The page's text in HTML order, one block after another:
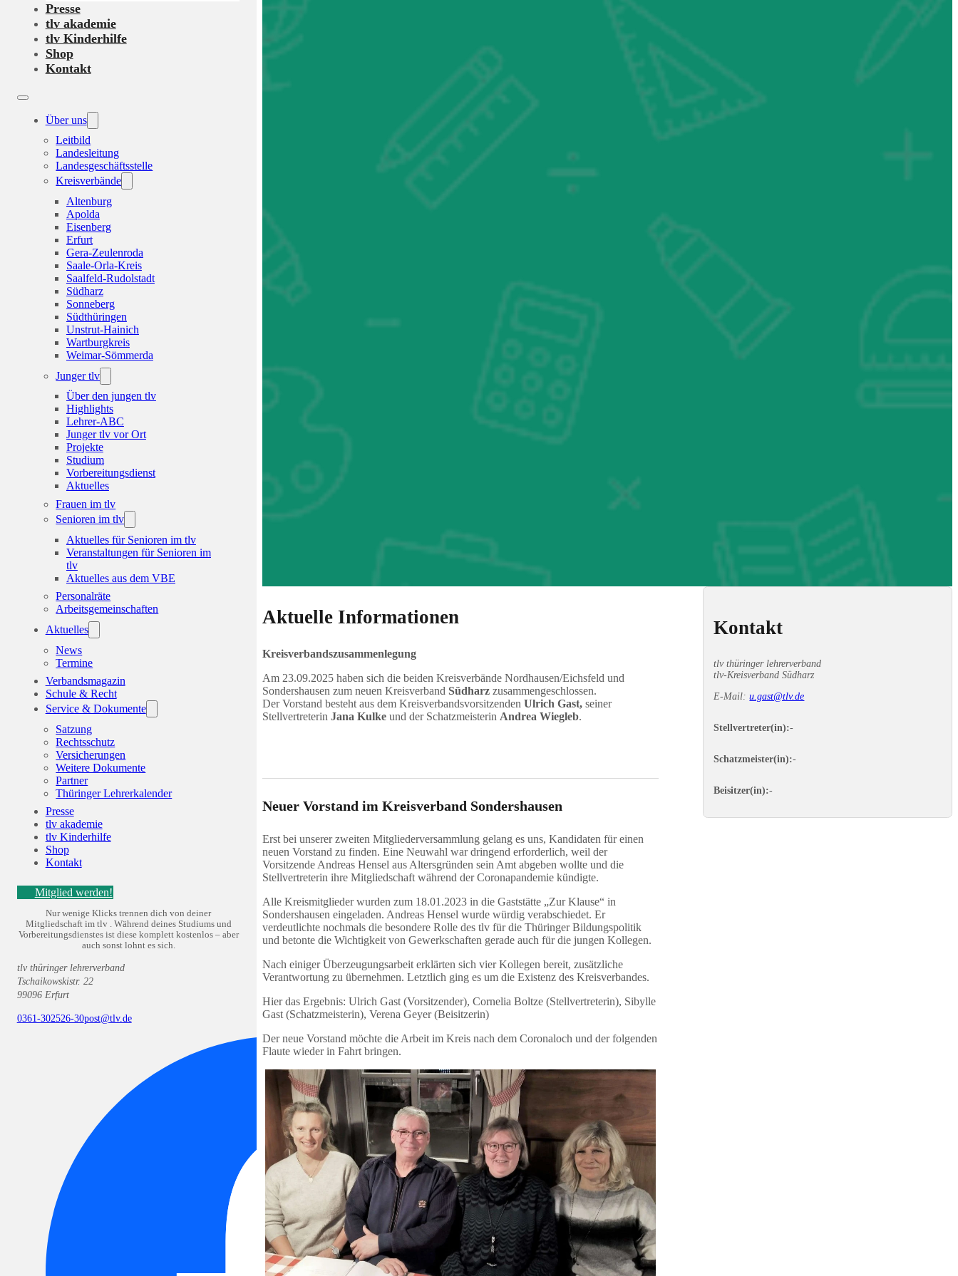
Presse
tlv akademie
tlv Kinderhilfe
Shop
Kontakt
Über uns
Leitbild
Landesleitung
Landesgeschäftsstelle
Kreisverbände
Altenburg
Apolda
Eisenberg
Erfurt
Gera-Zeulenroda
Saale-Orla-Kreis
Saalfeld-Rudolstadt
Südharz
Sonneberg
Südthüringen
Unstrut-Hainich
Wartburgkreis
Weimar-Sömmerda
Junger tlv
Über den jungen tlv
Highlights
Lehrer-ABC
Junger tlv vor Ort
Projekte
Studium
Vorbereitungsdienst
Aktuelles
Frauen im tlv
Senioren im tlv
Aktuelles für Senioren im tlv
Veranstaltungen für Senioren im
tlv
Aktuelles aus dem VBE
Personalräte
Arbeitsgemeinschaften
Aktuelles
News
Termine
Verbandsmagazin
Schule & Recht
Service & Dokumente
Satzung
Rechtsschutz
Versicherungen
Weitere Dokumente
Partner
Thüringer Lehrerkalender
Presse
tlv akademie
tlv Kinderhilfe
Shop
Kontakt
Mitglied werden!
Nur wenige Klicks trennen dich von deiner
Mitgliedschaft im tlv . Während deines Studiums und
Vorbereitungsdienstes ist diese komplett kostenlos – aber
auch sonst lohnt es sich.
tlv thüringer lehrerverband
Tschaikowskistr. 22
99096 Erfurt
0361-302526-30post@tlv.de
Aktuelle Informationen
Kreisverbandszusammenlegung
Am 23.09.2025 haben sich die beiden Kreisverbände Nordhausen/Eichsfeld und
Sondershausen zum neuen Kreisverband Südharz zusammengeschlossen.
Der Vorstand besteht aus dem Kreisverbandsvorsitzenden Ulrich Gast, seiner
Stellvertreterin Jana Kulke und der Schatzmeisterin Andrea Wiegleb.
Neuer Vorstand im Kreisverband Sondershausen
Erst bei unserer zweiten Mitgliederversammlung gelang es uns, Kandidaten für einen
neuen Vorstand zu finden. Eine Neuwahl war dringend erforderlich, weil der
Vorsitzende Andreas Hensel aus Altersgründen sein Amt abgeben wollte und die
Stellvertreterin ihre Mitgliedschaft während der Coronapandemie kündigte.
Alle Kreismitglieder wurden zum 18.01.2023 in die Gaststätte „Zur Klause“ in
Sondershausen eingeladen. Andreas Hensel wurde würdig verabschiedet. Er
verdeutlichte nochmals die besondere Rolle des tlv für die Thüringer Bildungspolitik
und betonte die Wichtigkeit von Gewerkschaften gerade auch für die jungen Kollegen.
Nach einiger Überzeugungsarbeit erklärten sich vier Kollegen bereit, zusätzliche
Verantwortung zu übernehmen. Letztlich ging es um die Existenz des Kreisverbandes.
Hier das Ergebnis: Ulrich Gast (Vorsitzender), Cornelia Boltze (Stellvertreterin), Sibylle
Gast (Schatzmeisterin), Verena Geyer (Beisitzerin)
Der neue Vorstand möchte die Arbeit im Kreis nach dem Coronaloch und der folgenden
Flaute wieder in Fahrt bringen.
Kontakt
tlv thüringer lehrerverband
tlv-Kreisverband Südharz
E-Mail:u.gast@tlv.de
Stellvertreter(in):-
Schatzmeister(in):-
Beisitzer(in):-